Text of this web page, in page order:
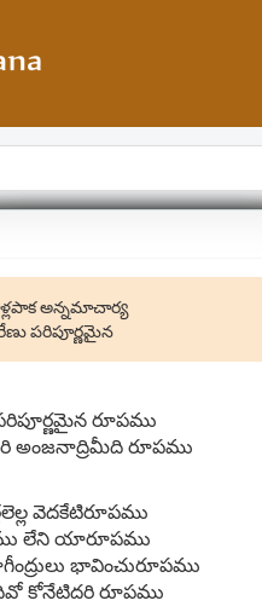
అన్నమాచార్య
పరిపూర్ణమైన
రూపము
రూపము
వెదకేటిరూపము
లేని యారూపము
భావించురూపము
కోనేటిదరి రూపము